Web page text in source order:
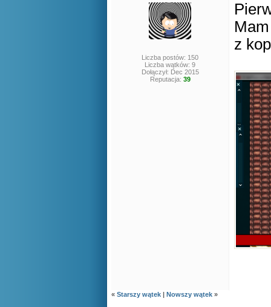
Liczba postów: 150
Liczba wątków: 9
Dołączył: Dec 2015
Reputacja: 39
z
« Starszy wątek | Nowszy wątek »